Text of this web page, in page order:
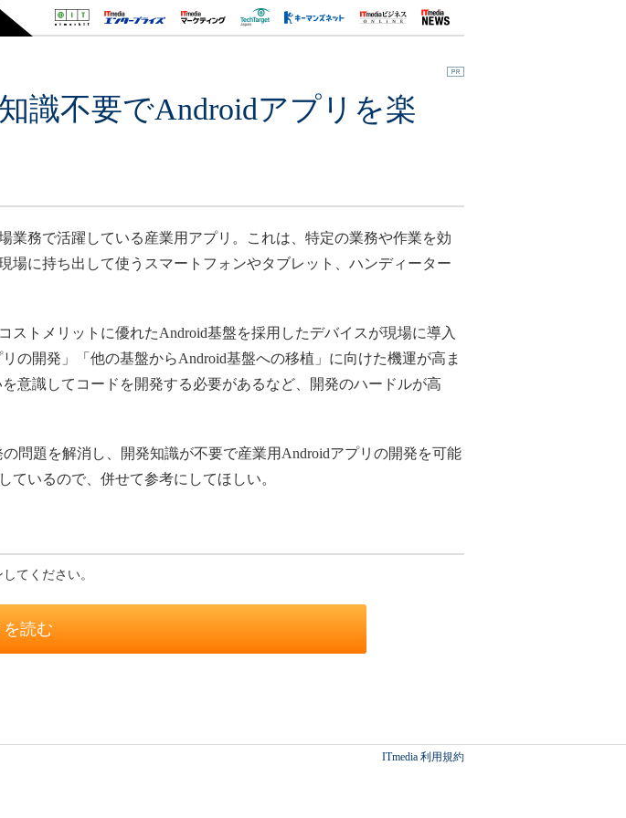
識不要でAndroidアプリを楽
務で活躍している産業用アプリ。これは、特定の業務や作業を効
に持ち出して使うスマートフォンやタブレット、ハンディーター
トメリットに優れたAndroid基盤を採用したデバイスが現場に導入
の開発」「他の基盤からAndroid基盤への移植」に向けた機運が高ま
意識してコードを開発する必要があるなど、開発のハードルが高
問題を解消し、開発知識が不要で産業用Androidアプリの開発を可能
いるので、併せて参考にしてほしい。
てください。
読む
ITmedia 利用規約